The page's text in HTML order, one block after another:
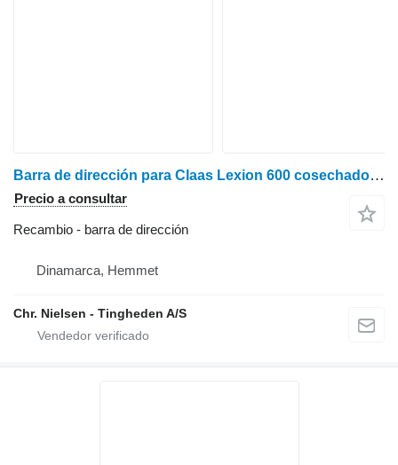
Barra de dirección para Claas Lexion 600 cosechadora de cereales
Precio a consultar
Recambio - barra de dirección
Dinamarca, Hemmet
Chr. Nielsen - Tingheden A/S